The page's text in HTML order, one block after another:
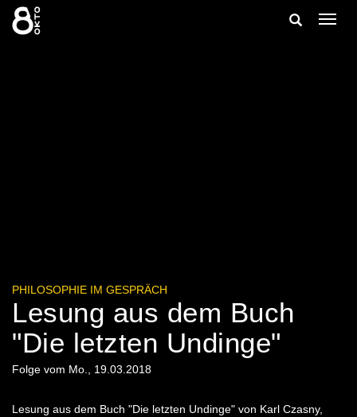
Zum
Inhalt
springen
Suche
PHILOSOPHIE IM GESPRÄCH
Lesung aus dem Buch
"Die letzten Undinge"
Folge vom Mo., 19.03.2018
Lesung aus dem Buch "Die letzten Undinge" von Karl Czasny,